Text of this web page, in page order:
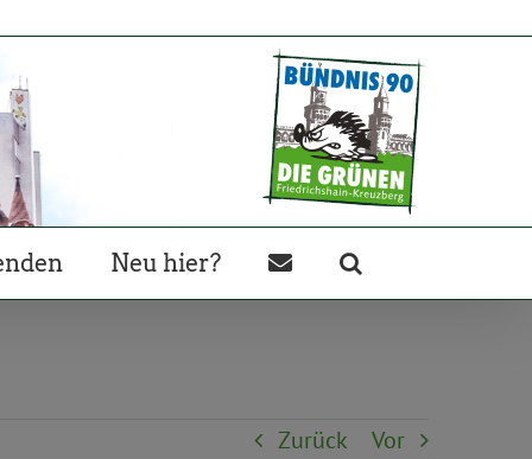
Neu hier?
Zurück Vor